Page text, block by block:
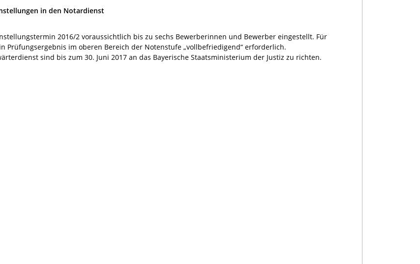
in den Notardienst
2016/2 voraussichtlich bis zu sechs Bewerberinnen und Bewerber eingestellt. Für
Prüfungsergebnis im oberen Bereich der Notenstufe „vollbefriedigend“ erforderlich.
sind bis zum 30. Juni 2017 an das Bayerische Staatsministerium der Justiz zu richten.